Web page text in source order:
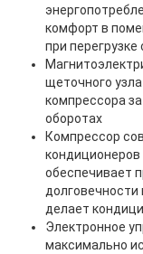
комфорт в
при
щеточного
компрессора
оборотах
Компрессор
обеспечивает
делает
Электронное
максимально